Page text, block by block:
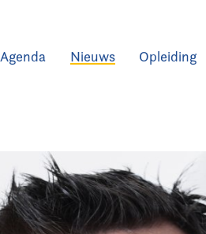
Agenda Nieuws Opleiding